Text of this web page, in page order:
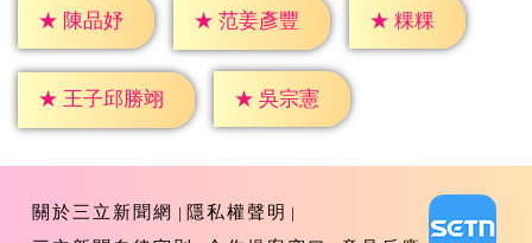
★ 陳品妤 ★ 范姜彥豐 ★ 粿粿
★ 王子邱勝翊 ★ 吳宗憲
關於三立新聞網
隱私權聲明